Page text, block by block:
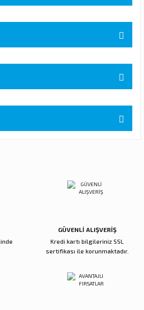
Yorum Yaz
henüz soru sorulmamış.
Soru Sor
teşekkür ederiz.
bulunuyor.
GÜVENLİ ALIŞVERİŞ
Kredi kartı bilgileriniz SSL
sertifikası ile korunmaktadır.